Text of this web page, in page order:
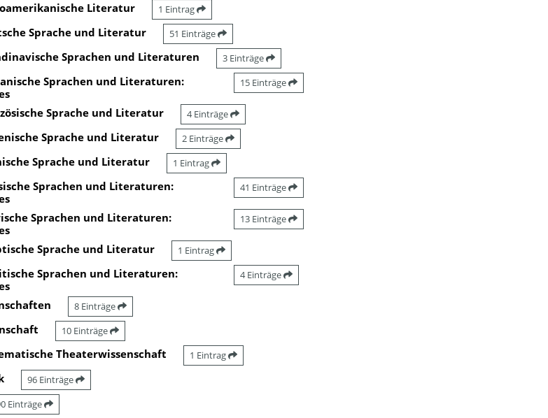
Literatur 1 Eintrag
Sprache und Literatur 51 Einträge
Sprachen und Literaturen 3 Einträge
Sprachen und Literaturen:
15 Einträge
Sprache und Literatur 4 Einträge
Sprache und Literatur 2 Einträge
Sprache und Literatur 1 Eintrag
Sprachen und Literaturen:
41 Einträge
Sprachen und Literaturen:
13 Einträge
Sprache und Literatur 1 Eintrag
Sprachen und Literaturen:
4 Einträge
8 Einträge
10 Einträge
Theaterwissenschaft 1 Eintrag
96 Einträge
Einträge